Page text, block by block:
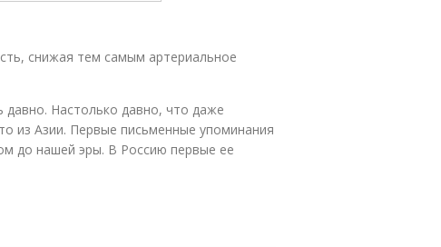
снижая тем самым артериальное
Настолько давно, что даже
из Азии. Первые письменные упоминания
до нашей эры. В Рос­сию первые ее